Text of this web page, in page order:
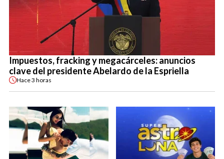
Impuestos, fracking y megacárceles: anuncios
clave del presidente Abelardo de la Espriella
Hace3 horas